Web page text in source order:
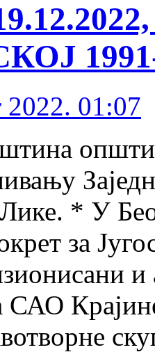
1991-
2022. 01:07
* У
за